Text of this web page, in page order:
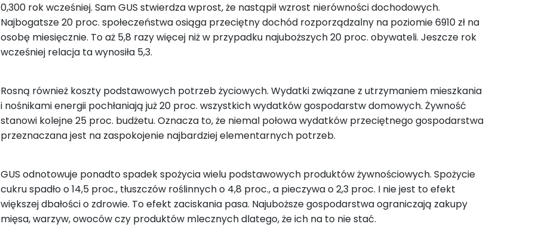
0,300 rok wcześniej. Sam GUS stwierdza wprost, że nastąpił wzrost nierówności dochodowych.
Najbogatsze 20 proc. społeczeństwa osiąga przeciętny dochód rozporządzalny na poziomie 6910 zł na
osobę miesięcznie. To aż 5,8 razy więcej niż w przypadku najuboższych 20 proc. obywateli. Jeszcze rok
wcześniej relacja ta wynosiła 5,3.
Rosną również koszty podstawowych potrzeb życiowych. Wydatki związane z utrzymaniem mieszkania
i nośnikami energii pochłaniają już 20 proc. wszystkich wydatków gospodarstw domowych. Żywność
stanowi kolejne 25 proc. budżetu. Oznacza to, że niemal połowa wydatków przeciętnego gospodarstwa
przeznaczana jest na zaspokojenie najbardziej elementarnych potrzeb.
GUS odnotowuje ponadto spadek spożycia wielu podstawowych produktów żywnościowych. Spożycie
cukru spadło o 14,5 proc., tłuszczów roślinnych o 4,8 proc., a pieczywa o 2,3 proc. I nie jest to efekt
większej dbałości o zdrowie. To efekt zaciskania pasa. Najuboższe gospodarstwa ograniczają zakupy
mięsa, warzyw, owoców czy produktów mlecznych dlatego, że ich na to nie stać.